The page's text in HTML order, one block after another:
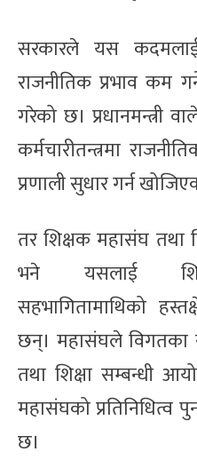
सरकारले यस
राजनीतिक प्रभाव कम
गरेको छ। प्रधानमन्त्री
कर्मचारीतन्त्रमा
प्रणाली सुधार गर्न
तर शिक्षक महासंघ तथा
भने यसलाई
सहभागितामाथिको
छन्। महासंघले विगतका
तथा शिक्षा सम्बन्धी
महासंघको प्रतिनिधित्व
छ।